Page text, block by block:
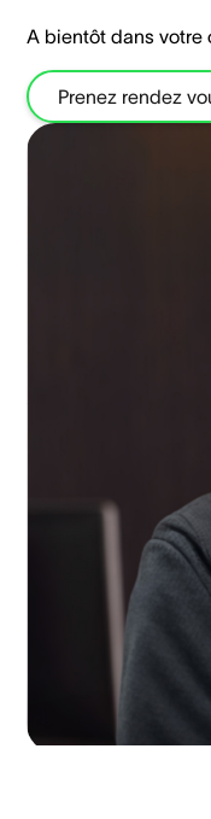
A bientôt dans votre
Prenez rendez